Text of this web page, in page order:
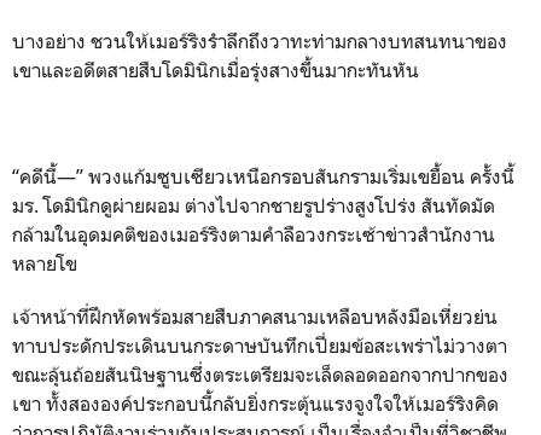
บางอย่าง ชวนให้เมอร์ริงรำลึกถึงวาทะท่ามกลางบทสนทนาของ
เขาและอดีตสายสืบโดมินิกเมื่อรุ่งสางขึ้นมากะทันหัน
“คดีนี้—” พวงแก้มซูบเซียวเหนือกรอบสันกรามเริ่มเขยื้อน ครั้งนี้
มร. โดมินิกดูผ่ายผอม ต่างไปจากชายรูปร่างสูงโปร่ง สันทัดมัด
กล้ามในอุดมคติของเมอร์ริงตามคำลือวงกระเซ้าข่าวสำนักงาน
หลายโข
เจ้าหน้าที่ฝึกหัดพร้อมสายสืบภาคสนามเหลือบหลังมือเหี่ยวย่น
ทาบประดักประเดินบนกระดาษบันทึกเปี่ยมข้อสะเพร่าไม่วางตา
ขณะลุ้นถ้อยสันนิษฐานซึ่งตระเตรียมจะเล็ดลอดออกจากปากของ
เขา ทั้งสององค์ประกอบนี้กลับยิ่งกระตุ้นแรงจูงใจให้เมอร์ริงคิด